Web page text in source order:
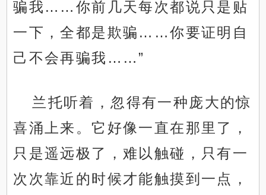
骗我……你前几天每次都说只是贴
一下，全都是欺骗……你要证明自
己不会再骗我……”
兰托听着，忽得有一种庞大的惊
喜涌上来。它好像一直在那里了，
只是遥远极了，难以触碰，只有一
次次靠近的时候才能触摸到一点，